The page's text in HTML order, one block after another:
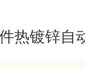
热镀锌自